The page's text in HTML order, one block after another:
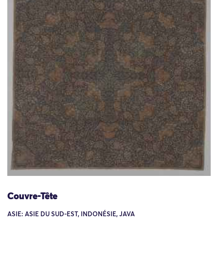
Couvre-Tête
ASIE: ASIE DU SUD-EST, INDONÉSIE, JAVA